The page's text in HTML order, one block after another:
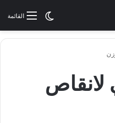
القائمةالوضع
لانقاص